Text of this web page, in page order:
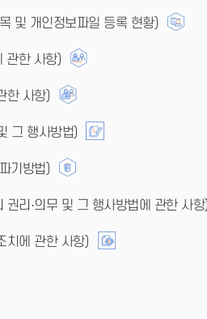
및 개인정보파일 등록 현황)
관한 사항)
한 사항)
그 행사방법)
기방법)
리·의무 및 그 행사방법에 관한 사항)
치에 관한 사항)